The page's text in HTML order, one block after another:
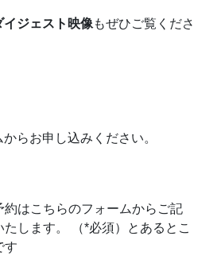
イジェスト映像 もぜひご覧くださ
らお申し込みください。
約はこちらのフォームからご記
たします。 （*必須）とあるとこ
す